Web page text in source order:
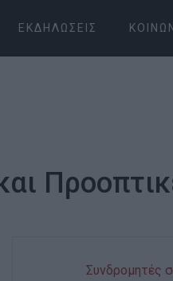
ΕΚΔΗΛΏΣΕΙΣ
Συνδρομητές